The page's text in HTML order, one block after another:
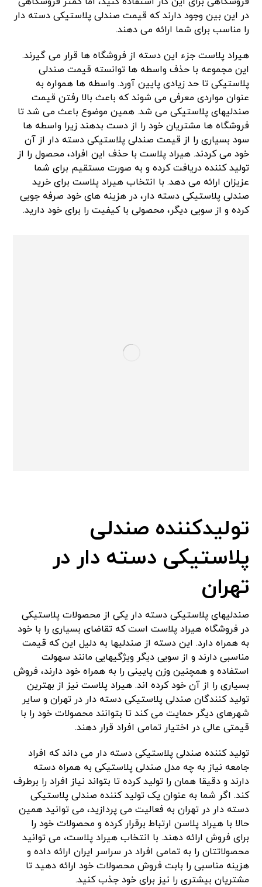
در این بین وجود دارند که قیمت صندلی پلاستیکی دسته دار
را مناسب برای شما ارائه می دهند.
هیراد پلاست جزء این دسته از فروشگاه ها قرار می گیرند.
این مجموعه با حذف واسطه ها توانسته قیمت صندلی
پلاستیکی تا حد زیادی پایین آورد. واسطه ها همواره به
عنوان مواردی معرفی می شوند که باعث بالا رفتن قیمت
صندلیهای پلاستیکی می شد. همین موضوع باعث می شد تا
فروشگاه ها مشتریان خود را از دست بدهند زیرا واسطه ها
سود بسیاری را از قیمت صندلی پلاستیکی دسته دار از آن
خود می کردند. هیراد پلاست با حذف این افراد، محصول را از
تولید کننده دریافت کرده و به صورت مستقیم برای شما
عزیزان ارائه می دهد. با انتخاب هیراد پلاست برای خرید
صندلی پلاستیکی دسته دار، در هزینه های خود صرفه جویی
کرده و از سویی دیگر، محصولی با کیفیت را برای خود دارید.
تولیدکننده صندلی
پلاستیکی دسته دار در
تهران
صندلیهای پلاستیکی دسته دار یکی از محصولات پلاستیکی
در فروشگاه هیراد پلاست است که تقاضای بسیاری را با خود
به همراه دارد. این دسته از صندلیها به دلیل این که قیمت
مناسبی دارند و از سویی دیگر ویژگیهایی مانند سهولت
استفاده و همچنین وزن پایینی را به همراه خود دارند، فروش
بسیاری را از آن خود کرده اند. هیراد پلاست نیز از بهترین
تولید کنندگان صندلی پلاستیکی دسته دار در تهران و سایر
شهرهای دیگر حمایت می کند تا بتوانند محصولات خود را با
قیمتی عالی در اختیار تمامی افراد قرار دهند.
تولید کننده صندلی پلاستیکی دسته دار می داند که افراد
جامعه نیاز به چه مدل صندلی پلاستیکی به همراه دسته
دارند و دقیقا همان را تولید کرده تا بتواند نیاز افراد را برطرف
کند. اگر شما به عنوان یک تولید کننده صندلی پلاستیکی
دسته دار در تهران به فعالیت می پردازید، می توانید همین
حالا با هیراد پلاسن ارتباط برقرار کرده و محصولات خود را
برای فروش ارائه دهند. با انتخاب هیراد پلاست، می توانید
محصولاتتان را به تمامی افراد در سراسر ایران ارائه داده و
هزینه مناسبی را بابت فروش محصولات خود ارائه دهید تا
مشتریان بیشتری را نیز برای خود جذب کنید.